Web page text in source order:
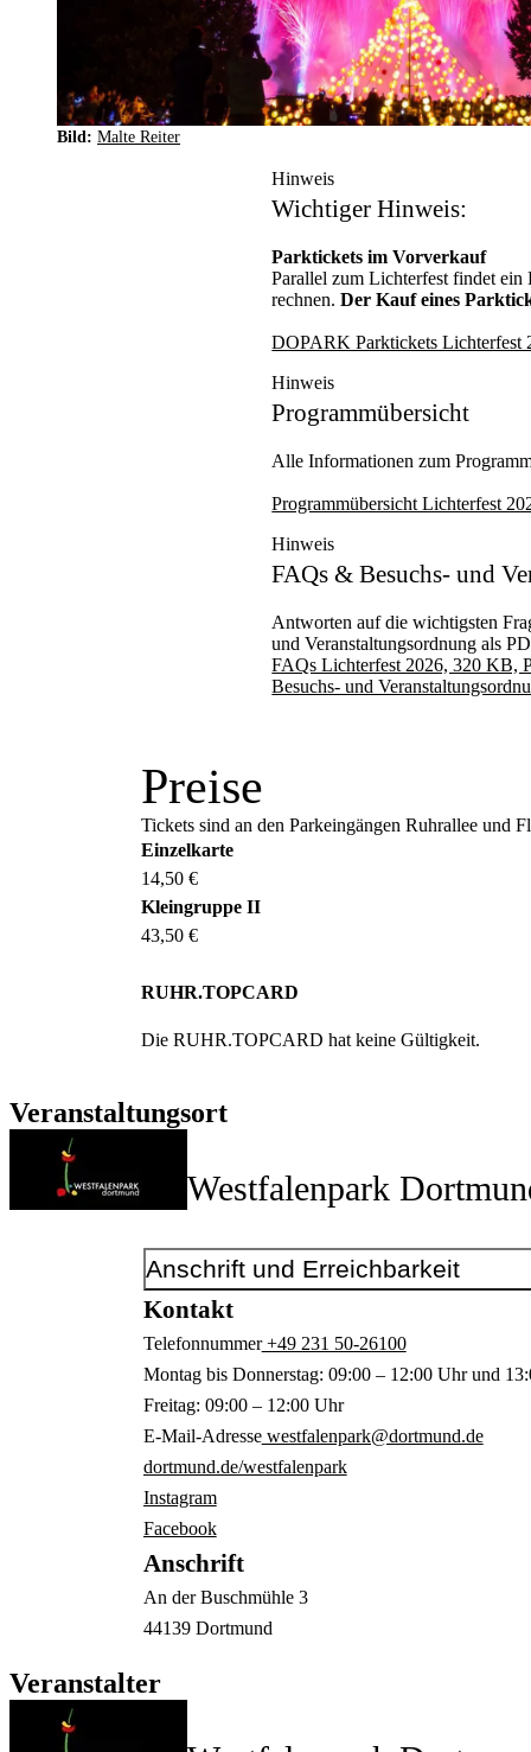
Bild: Malte Reiter
Hinweis
Wichtiger Hinweis:
Parktickets im Vorverkauf
Parallel zum Lichterfest findet ein
rechnen.Der Kauf eines
DOPARK Parktickets Lichterfest
Hinweis
Programmübersicht
Alle Informationen zum
Programmübersicht Lichterfest
Hinweis
FAQs & Besuchs- und
Antworten auf die wichtigsten
und Veranstaltungsordnung als
FAQs Lichterfest 2026, 320 KB,
Besuchs- und
Preise
Tickets sind an den Parkeingängen Ruhrallee und
Einzelkarte
14,50 €
Kleingruppe II
43,50 €
RUHR.TOPCARD
Die RUHR.TOPCARD hat keine Gültigkeit.
Veranstaltungsort
Westfalenpark
Anschrift und Erreichbarkeit
Kontakt
Telefonnummer+49 231 50-26100
Montag bis Donnerstag: 09:00 – 12:00 Uhr und
Freitag: 09:00 – 12:00 Uhr
E-Mail-Adressewestfalenpark@dortmund.de
dortmund.de/westfalenpark
Instagram
Facebook
Anschrift
An der Buschmühle 3
44139 Dortmund
Veranstalter